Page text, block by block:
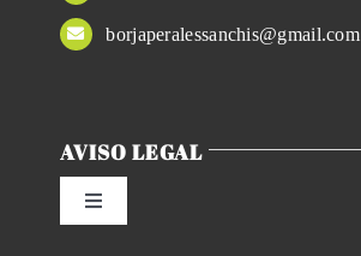
borjaperalessanchis@gmail.com
AVISO LEGAL
Toggle
Navigation